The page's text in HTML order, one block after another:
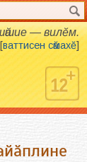
— вилӗм.
[ваттисен сӑмахӗ]